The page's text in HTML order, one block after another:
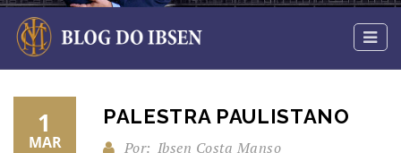
1
MAR
PALESTRA PAULISTANO
Por: Ibsen Costa Manso